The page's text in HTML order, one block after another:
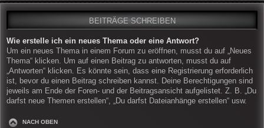
BEITRÄGE SCHREIBEN
Wie erstelle ich ein neues Thema oder eine Antwort?
Um ein neues Thema in einem Forum zu eröffnen, musst du auf „Neues
Thema“ klicken. Um auf einen Beitrag zu antworten, musst du auf
„Antworten“ klicken. Es könnte sein, dass eine Registrierung erforderlich
ist, bevor du einen Beitrag schreiben kannst. Deine Berechtigungen sind
jeweils am Ende der Foren- und der Beitragsansicht aufgelistet. Z. B. „Du
darfst neue Themen erstellen“, „Du darfst Dateianhänge erstellen“ usw.
NACH OBEN